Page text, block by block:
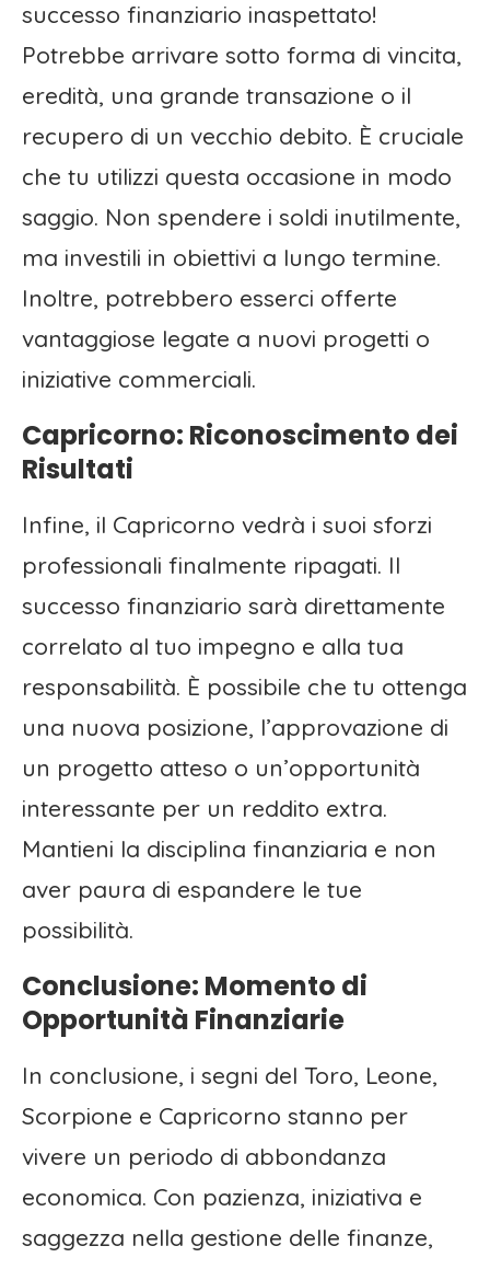
successo finanziario inaspettato!
Potrebbe arrivare sotto forma di vincita,
eredità, una grande transazione o il
recupero di un vecchio debito. È cruciale
che tu utilizzi questa occasione in modo
saggio. Non spendere i soldi inutilmente,
ma investili in obiettivi a lungo termine.
Inoltre, potrebbero esserci offerte
vantaggiose legate a nuovi progetti o
iniziative commerciali.
Capricorno: Riconoscimento dei
Risultati
Infine, il Capricorno vedrà i suoi sforzi
professionali finalmente ripagati. Il
successo finanziario sarà direttamente
correlato al tuo impegno e alla tua
responsabilità. È possibile che tu ottenga
una nuova posizione, l’approvazione di
un progetto atteso o un’opportunità
interessante per un reddito extra.
Mantieni la disciplina finanziaria e non
aver paura di espandere le tue
possibilità.
Conclusione: Momento di
Opportunità Finanziarie
In conclusione, i segni del Toro, Leone,
Scorpione e Capricorno stanno per
vivere un periodo di abbondanza
economica. Con pazienza, iniziativa e
saggezza nella gestione delle finanze,